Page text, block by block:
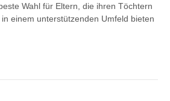
Wahl für Eltern, die ihren Töchtern
einem unterstützenden Umfeld bieten